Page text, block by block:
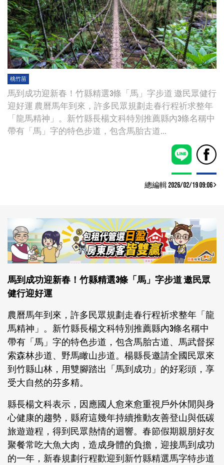
桃竹苗
馬到成功迎新春！竹縣精選3條「馬」字步道 邀民眾健行
迎好運 農曆馬年到來，許多民眾規劃走春行程祈求整年
「龍馬精神」。新竹縣長楊文科特別推薦縣內3條名稱中
帶有「馬」字的特色步道，包含馬胎古道...
總編輯 2026/02/19 09:06
馬到成功迎新春！竹縣精選3條「馬」字步道 邀民眾
健行迎好運
農曆馬年到來，許多民眾規劃走春行程祈求整年「龍
馬精神」。新竹縣長楊文科特別推薦縣內3條名稱中
帶有「馬」字的特色步道，包含馬胎古道、馬武督探
索森林步道、野馬瞰山步道。楊縣長邀請全國民眾來
到竹縣山林，用雙腳踏出「馬到成功」的好彩頭，享
受大自然的芬多精。
縣長楊文科表示，因應國人愈來愈重視戶外休閒與身
心健康的趨勢，縣府這幾年持續推動友善登山與低碳
旅遊遊程，得到民眾熱情的迴響。春節假期親朋好友
聚餐常吃大魚大肉，造成身體的負擔，迎接馬到成功
的一年，新春規劃行程歡迎到新竹縣精選馬字特步道